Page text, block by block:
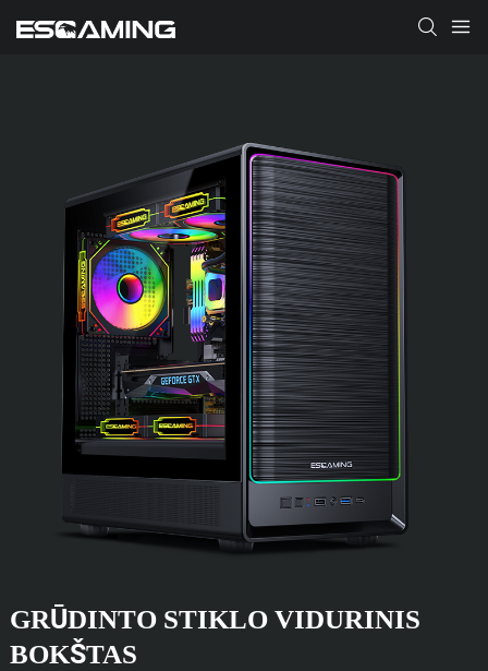
GRŪDINTO STIKLO VIDURINIS
BOKŠTAS